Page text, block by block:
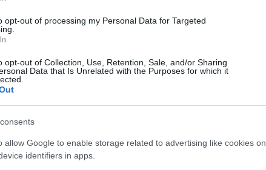
opt-out of processing my Personal Data for Targeted
opt-out of Collection, Use, Retention, Sale, and/or Sharing
Data that Is Unrelated with the Purposes for which it
allow Google to enable storage related to advertising like cookies on
identifiers in apps.
9 Maggio 2025, 12:30
o progressista? Chi è
nuovo Papa Prevost